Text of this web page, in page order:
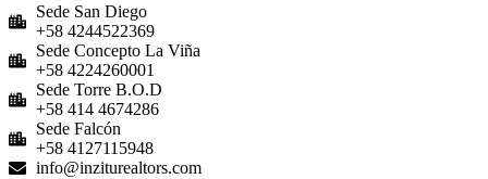
Sede San Diego
+58 4244522369
Sede Concepto La Viña
+58 4224260001
Sede Torre B.O.D
+58 414 4674286
Sede Falcón
+58 4127115948
info@inziturealtors.com